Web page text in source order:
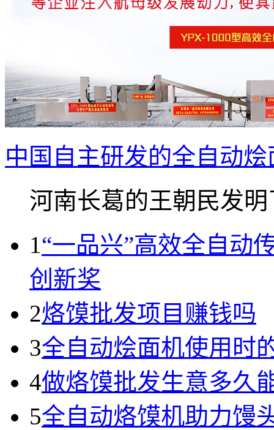
中国自主研发的全自动
河南长葛的王朝民发明
1 “一品兴”高效全自动
创新奖
2烙馍批发项目赚钱吗
3全自动烩面机使用时
4做烙馍批发生意多久
5全自动烙馍机助力馒